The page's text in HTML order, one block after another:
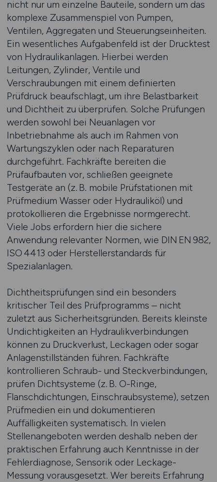
nicht nur um einzelne Bauteile, sondern um das
komplexe Zusammenspiel von Pumpen,
Ventilen, Aggregaten und Steuerungseinheiten.
Ein wesentliches Aufgabenfeld ist der Drucktest
von Hydraulikanlagen. Hierbei werden
Leitungen, Zylinder, Ventile und
Verschraubungen mit einem definierten
Prüfdruck beaufschlagt, um ihre Belastbarkeit
und Dichtheit zu überprüfen. Solche Prüfungen
werden sowohl bei Neuanlagen vor
Inbetriebnahme als auch im Rahmen von
Wartungszyklen oder nach Reparaturen
durchgeführt. Fachkräfte bereiten die
Prüfaufbauten vor, schließen geeignete
Testgeräte an (z. B. mobile Prüfstationen mit
Prüfmedium Wasser oder Hydrauliköl) und
protokollieren die Ergebnisse normgerecht.
Viele Jobs erfordern hier die sichere
Anwendung relevanter Normen, wie DIN EN 982,
ISO 4413 oder Herstellerstandards für
Spezialanlagen.
Dichtheitsprüfungen sind ein besonders
kritischer Teil des Prüfprogramms – nicht
zuletzt aus Sicherheitsgründen. Bereits kleinste
Undichtigkeiten an Hydraulikverbindungen
können zu Druckverlust, Leckagen oder sogar
Anlagenstillständen führen. Fachkräfte
kontrollieren Schraub- und Steckverbindungen,
prüfen Dichtsysteme (z. B. O-Ringe,
Flanschdichtungen, Einschraubsysteme), setzen
Prüfmedien ein und dokumentieren
Auffälligkeiten systematisch. In vielen
Stellenangeboten werden deshalb neben der
praktischen Erfahrung auch Kenntnisse in der
Fehlerdiagnose, Sensorik oder Leckage-
Messung vorausgesetzt. Wer bereits Erfahrung